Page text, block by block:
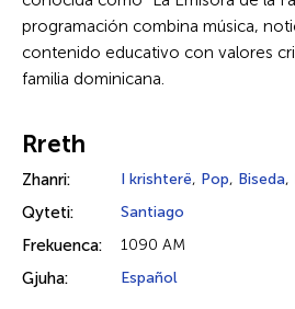
programación combina música,
contenido educativo con valores
familia dominicana.
Rreth
Zhanri: I krishterë, Pop, Biseda,
Qyteti: Santiago
Frekuenca: 1090 AM
Gjuha: Español